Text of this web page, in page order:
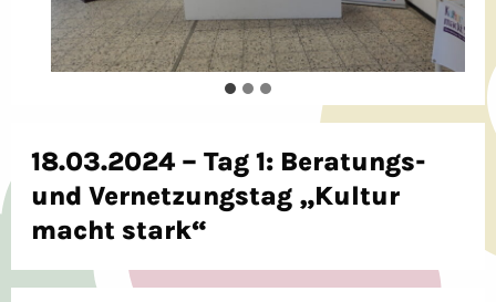
18.03.2024 – Tag 1: Beratungs-
und Vernetzungstag „Kultur
macht stark“